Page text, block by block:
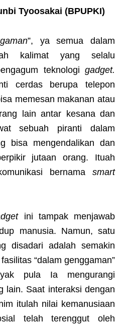
Tyoosakai (BPUPKI)
”, ya semua dalam
kalimat yang selalu
teknologi gadget.
cerdas berupa telepon
memesan makanan atau
lain antar kesana dan
sebuah piranti dalam
bisa mengendalikan dan
jutaan orang. Ituah
bernama smart
ini tampak menjawab
manusia. Namun, satu
disadari adalah semakin
“dalam genggaman”
pula Ia mengurangi
lain. Saat interaksi dengan
itulah nilai kemanusiaan
telah terenggut oleh